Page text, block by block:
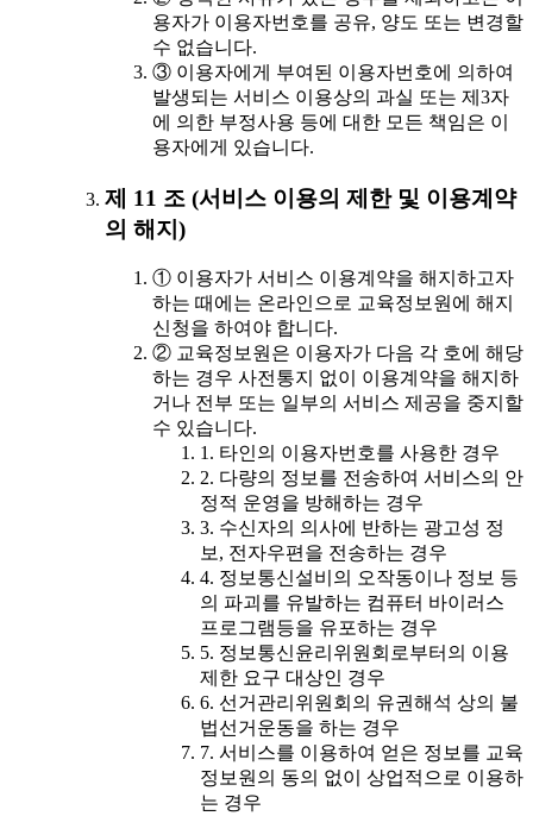
용자가 이용자번호를 공유, 양도 또는 변경할
수 없습니다.
③ 이용자에게 부여된 이용자번호에 의하여
발생되는 서비스 이용상의 과실 또는 제3자
에 의한 부정사용 등에 대한 모든 책임은 이
용자에게 있습니다.
제 11 조 (서비스 이용의 제한 및 이용계약
의 해지)
① 이용자가 서비스 이용계약을 해지하고자
하는 때에는 온라인으로 교육정보원에 해지
신청을 하여야 합니다.
② 교육정보원은 이용자가 다음 각 호에 해당
하는 경우 사전통지 없이 이용계약을 해지하
거나 전부 또는 일부의 서비스 제공을 중지할
수 있습니다.
1. 타인의 이용자번호를 사용한 경우
2. 다량의 정보를 전송하여 서비스의 안
정적 운영을 방해하는 경우
3. 수신자의 의사에 반하는 광고성 정
보, 전자우편을 전송하는 경우
4. 정보통신설비의 오작동이나 정보 등
의 파괴를 유발하는 컴퓨터 바이러스
프로그램등을 유포하는 경우
5. 정보통신윤리위원회로부터의 이용
제한 요구 대상인 경우
6. 선거관리위원회의 유권해석 상의 불
법선거운동을 하는 경우
7. 서비스를 이용하여 얻은 정보를 교육
정보원의 동의 없이 상업적으로 이용하
는 경우